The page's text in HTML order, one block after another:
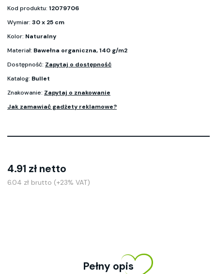
Kod produktu: 12079706
Wymiar: 30 x 25 cm
Kolor: Naturalny
Materiał: Bawełna organiczna, 140 g/m2
Dostępność: Zapytaj o dostępność
Katalog: Bullet
Znakowanie: Zapytaj o znakowanie
Jak zamawiać gadżety reklamowe?
4.91 zł netto
6.04 zł brutto (+23% VAT)
Pełny opis